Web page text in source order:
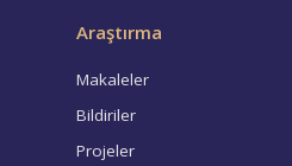
Araştırma
Makaleler
Bildiriler
Projeler